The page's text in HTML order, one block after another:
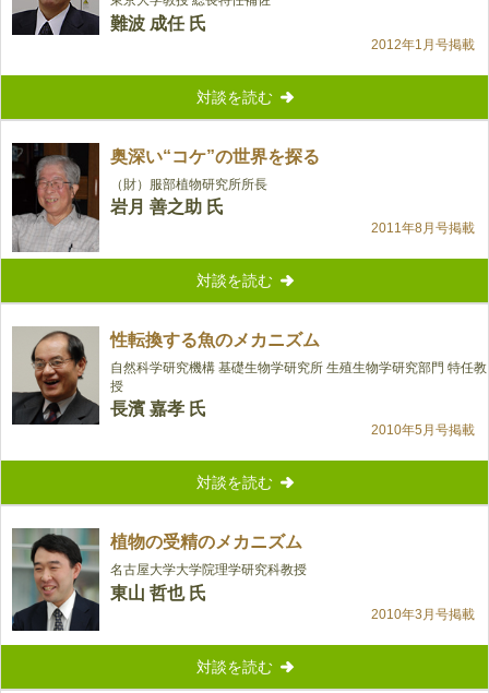
難波 成任 氏
2012年1月号掲載
対談を読む
奥深い“コケ”の世界を探る
（財）服部植物研究所所長
岩月 善之助 氏
2011年8月号掲載
対談を読む
性転換する魚のメカニズム
自然科学研究機構 基礎生物学研究所 生殖生物学研究部門 特任教
授
長濱 嘉孝 氏
2010年5月号掲載
対談を読む
植物の受精のメカニズム
名古屋大学大学院理学研究科教授
東山 哲也 氏
2010年3月号掲載
対談を読む